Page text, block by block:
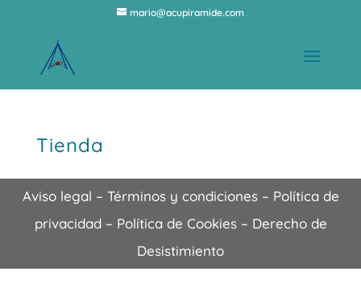
mario@acupiramide.com
Tienda
Aviso legal – Términos y condiciones– Política de
privacidad– Política de Cookies– Derecho de
Desistimiento